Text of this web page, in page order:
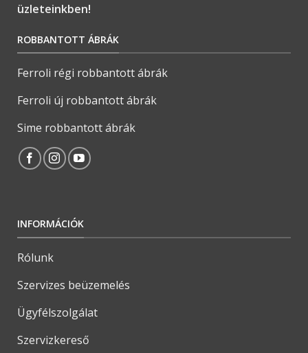
üzleteinkben!
ROBBANTOTT ÁBRÁK
Ferroli régi robbantott ábrák
Ferroli új robbantott ábrák
Sime robbantott ábrák
INFORMÁCIÓK
Rólunk
Szervizes beüzemelés
Ügyfélszolgálat
Szervizkereső